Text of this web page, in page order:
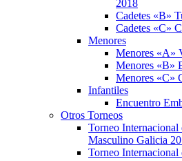
2018
Cadetes «B»
Cadetes «C»
Menores
Menores «A»
Menores «B»
Menores «C»
Infantiles
Encuentro
Otros Torneos
Torneo Internacional
Masculino Galicia
Torneo Internacional